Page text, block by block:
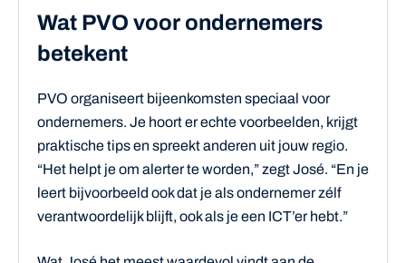
Wat PVO voor ondernemers
betekent
PVO organiseert bijeenkomsten speciaal voor
ondernemers. Je hoort er echte voorbeelden, krijgt
praktische tips en spreekt anderen uit jouw regio.
“Het helpt je om alerter te worden,” zegt José. “En je
leert bijvoorbeeld ook dat je als ondernemer zélf
verantwoordelijk blijft, ook als je een ICT’er hebt.”